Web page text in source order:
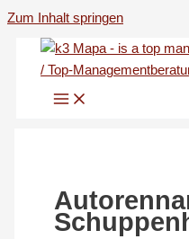
Zum Inhalt springen